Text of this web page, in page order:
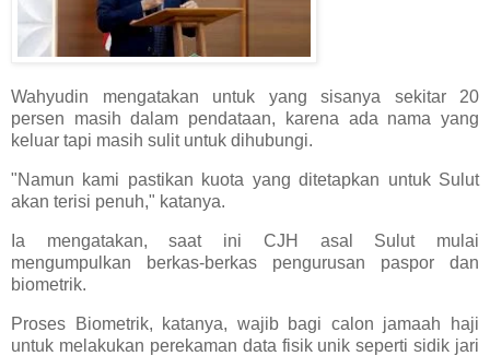
Wahyudin mengatakan untuk yang sisanya sekitar 20
persen masih dalam pendataan, karena ada nama yang
keluar tapi masih sulit untuk dihubungi.
"Namun kami pastikan kuota yang ditetapkan untuk Sulut
akan terisi penuh," katanya.
Ia mengatakan, saat ini CJH asal Sulut mulai
mengumpulkan berkas-berkas pengurusan paspor dan
biometrik.
Proses Biometrik, katanya, wajib bagi calon jamaah haji
untuk melakukan perekaman data fisik unik seperti sidik jari